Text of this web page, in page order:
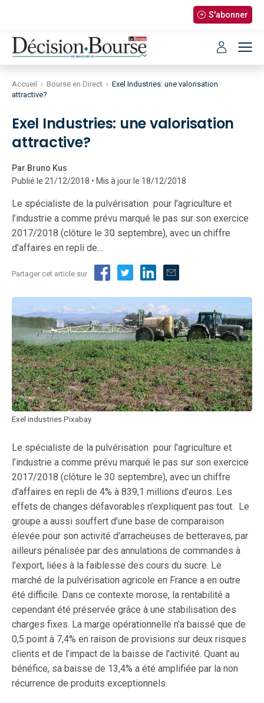
S'abonner
Accueil › Bourse en Direct › Exel Industries: une valorisation
attractive?
Exel Industries: une valorisation
attractive?
Par Bruno Kus
Publié le 21/12/2018 • Mis à jour le 18/12/2018
Le spécialiste de la pulvérisation pour l’agriculture et
l’industrie a comme prévu marqué le pas sur son exercice
2017/2018 (clôture le 30 septembre), avec un chiffre
d’affaires en repli de…
Partager cet article sur
Exel industries Pixabay
Le spécialiste de la pulvérisation pour l’agriculture et
l’industrie a comme prévu marqué le pas sur son exercice
2017/2018 (clôture le 30 septembre), avec un chiffre
d’affaires en repli de 4% à 839,1 millions d’euros. Les
effets de changes défavorables n’expliquent pas tout. Le
groupe a aussi souffert d’une base de comparaison
élevée pour son activité d’arracheuses de betteraves, par
ailleurs pénalisée par des annulations de commandes à
l’export, liées à la faiblesse des cours du sucre. Le
marché de la pulvérisation agricole en France a en outre
été difficile. Dans ce contexte morose, la rentabilité a
cependant été préservée grâce à une stabilisation des
charges fixes. La marge opérationnelle n’a baissé que de
0,5 point à 7,4% en raison de provisions sur deux risques
clients et de l’impact de la baisse de l’activité. Quant au
bénéfice, sa baisse de 13,4% a été amplifiée par la non
récurrence de produits exceptionnels.